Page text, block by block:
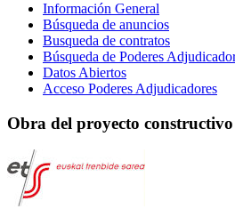
Información General
Búsqueda de anuncios
Busqueda de contratos
Búsqueda de Poderes
Datos Abiertos
Acceso Poderes Adjudicadores
Obra del proyecto